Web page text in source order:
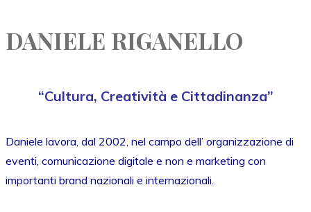
DANIELE RIGANELLO
“Cultura, Creatività e Cittadinanza”
Daniele lavora, dal 2002, nel campo dell’ organizzazione di
eventi, comunicazione digitale e non e marketing con
importanti brand nazionali e internazionali.